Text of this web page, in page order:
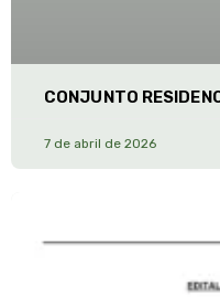
CONJUNTO
7 de abril de 2026